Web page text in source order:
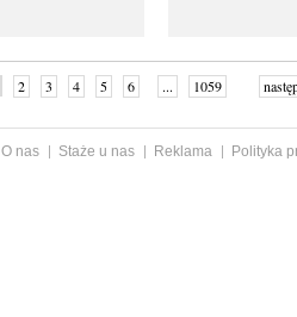
2 3 4 5 6 ... 1059
O nas Staże u nas Reklama
Polityka